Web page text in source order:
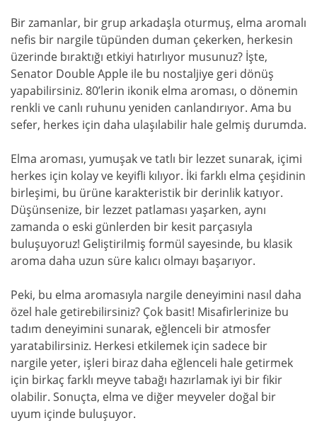
Bir zamanlar, bir grup arkadaşla oturmuş, elma aromalı
nefis bir nargile tüpünden duman çekerken, herkesin
üzerinde bıraktığı etkiyi hatırlıyor musunuz? İşte,
Senator Double Apple ile bu nostaljiye geri dönüş
yapabilirsiniz. 80’lerin ikonik elma aroması, o dönemin
renkli ve canlı ruhunu yeniden canlandırıyor. Ama bu
sefer, herkes için daha ulaşılabilir hale gelmiş durumda.
Elma aroması, yumuşak ve tatlı bir lezzet sunarak, içimi
herkes için kolay ve keyifli kılıyor. İki farklı elma çeşidinin
birleşimi, bu ürüne karakteristik bir derinlik katıyor.
Düşünsenize, bir lezzet patlaması yaşarken, aynı
zamanda o eski günlerden bir kesit parçasıyla
buluşuyoruz! Geliştirilmiş formül sayesinde, bu klasik
aroma daha uzun süre kalıcı olmayı başarıyor.
Peki, bu elma aromasıyla nargile deneyimini nasıl daha
özel hale getirebilirsiniz? Çok basit! Misafirlerinize bu
tadım deneyimini sunarak, eğlenceli bir atmosfer
yaratabilirsiniz. Herkesi etkilemek için sadece bir
nargile yeter, işleri biraz daha eğlenceli hale getirmek
için birkaç farklı meyve tabağı hazırlamak iyi bir fikir
olabilir. Sonuçta, elma ve diğer meyveler doğal bir
uyum içinde buluşuyor.